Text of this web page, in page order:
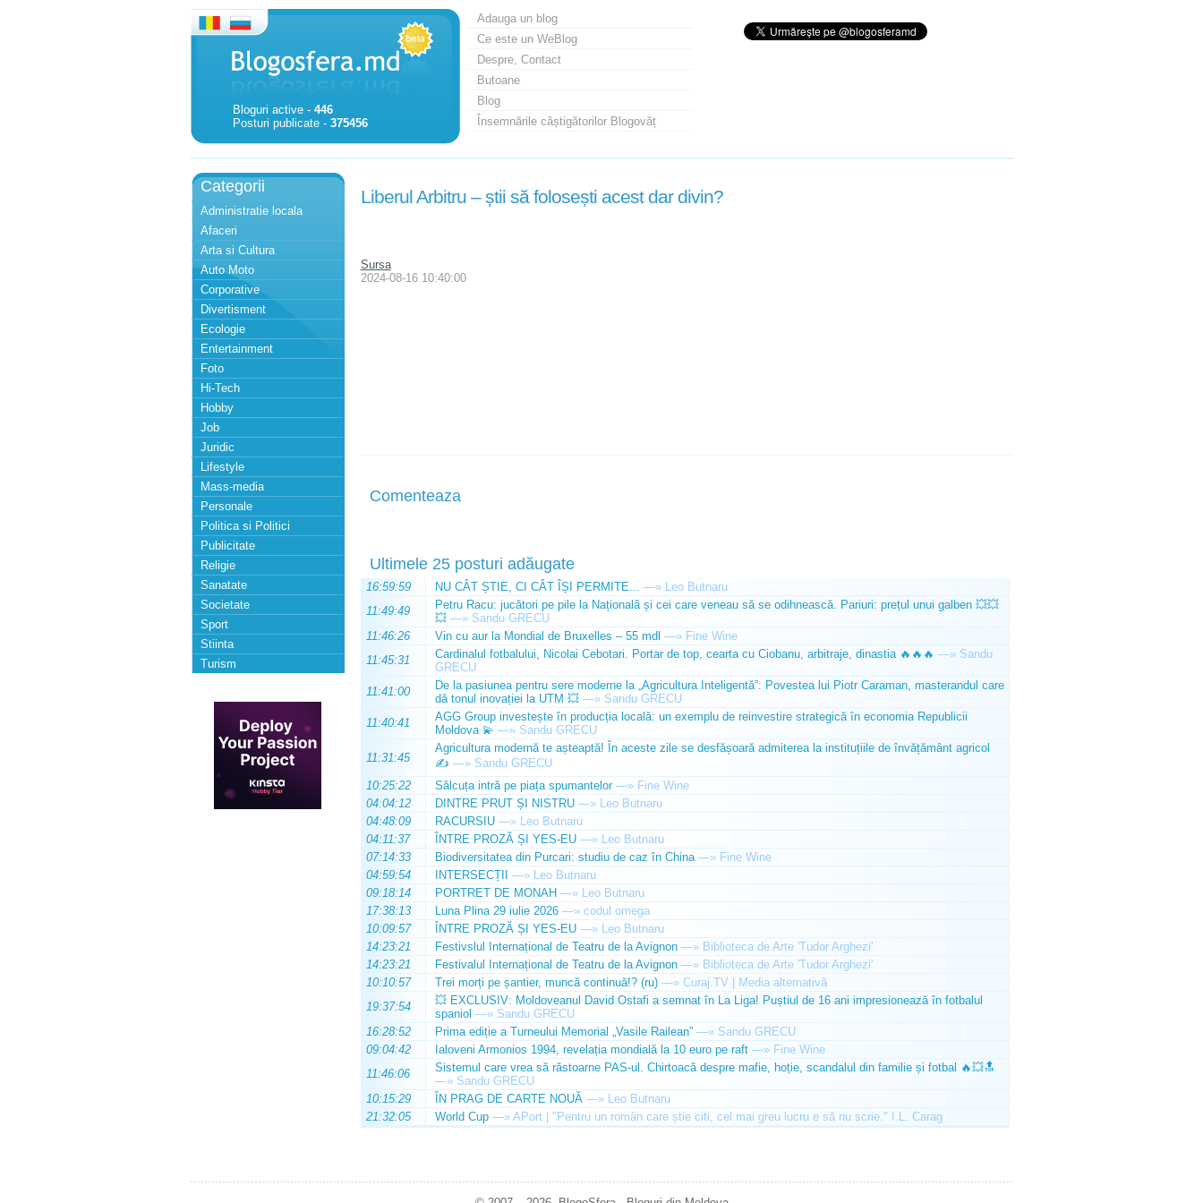
Bloguri active - 446
Posturi publicate - 375456
Adauga un blog
Ce este un WeBlog
Despre, Contact
Butoane
Blog
Însemnările câștigătorilor Blogovăț
Categorii
Administratie locala
Afaceri
Arta si Cultura
Auto Moto
Corporative
Divertisment
Ecologie
Entertainment
Foto
Hi-Tech
Hobby
Job
Juridic
Lifestyle
Mass-media
Personale
Politica si Politici
Publicitate
Religie
Sanatate
Societate
Sport
Stiinta
Turism
Liberul Arbitru – știi să folosești acest dar divin?
Sursa
2024-08-16 10:40:00
Comenteaza
Ultimele 25 posturi adăugate
16:59:59 NU CÂT ȘTIE, CI CÂT ÎȘI PERMITE... —» Leo Butnaru
11:49:49
Petru Racu: jucători pe pile la Națională și cei care veneau să se odihnească. Pariuri: prețul unui galben 💥💥
💥 —» Sandu GRECU
11:46:26
Vin cu aur la Mondial de Bruxelles – 55 mdl —» Fine Wine
11:45:31
Cardinalul fotbalului, Nicolai Cebotari. Portar de top, cearta cu Ciobanu, arbitraje, dinastia 🔥🔥🔥 —» Sandu
GRECU
11:41:00
De la pasiunea pentru sere moderne la „Agricultura Inteligentă”: Povestea lui Piotr Caraman, masterandul care
dă tonul inovației la UTM 💥 —» Sandu GRECU
11:40:41
AGG Group investește în producția locală: un exemplu de reinvestire strategică în economia Republicii
Moldova 💫 —» Sandu GRECU
11:31:45
Agricultura modernă te așteaptă! În aceste zile se desfășoară admiterea la instituțiile de învățământ agricol
✍️ —» Sandu GRECU
10:25:22
Sălcuța intră pe piața spumantelor —» Fine Wine
04:04:12
DINTRE PRUT ȘI NISTRU —» Leo Butnaru
04:48:09
RACURSIU —» Leo Butnaru
04:11:37
ÎNTRE PROZĂ ȘI YES-EU —» Leo Butnaru
07:14:33
Biodiversitatea din Purcari: studiu de caz în China —» Fine Wine
04:59:54
INTERSECȚII —» Leo Butnaru
09:18:14
PORTRET DE MONAH —» Leo Butnaru
17:38:13
Luna Plina 29 iulie 2026 —» codul omega
10:09:57
ÎNTRE PROZĂ ȘI YES-EU —» Leo Butnaru
14:23:21
Festivslul Internațional de Teatru de la Avignon —» Biblioteca de Arte 'Tudor Arghezi'
14:23:21
Festivalul Internațional de Teatru de la Avignon —» Biblioteca de Arte 'Tudor Arghezi'
10:10:57
Trei morți pe șantier, muncă continuă!? (ru) —» Curaj.TV | Media alternativă
19:37:54
💥 EXCLUSIV: Moldoveanul David Ostafi a semnat în La Liga! Puștiul de 16 ani impresionează în fotbalul
spaniol —» Sandu GRECU
16:28:52
Prima ediție a Turneului Memorial „Vasile Railean” —» Sandu GRECU
09:04:42
Ialoveni Armonios 1994, revelația mondială la 10 euro pe raft —» Fine Wine
11:46:06
Sistemul care vrea să răstoarne PAS-ul. Chirtoacă despre mafie, hoție, scandalul din familie și fotbal 🔥💥🔝
—» Sandu GRECU
10:15:29
ÎN PRAG DE CARTE NOUĂ —» Leo Butnaru
21:32:05
World Cup —» APort | "Pentru un român care știe citi, cel mai greu lucru e să nu scrie." I.L. Carag